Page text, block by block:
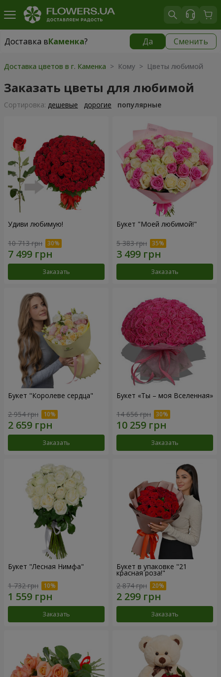
Доставка вКаменка? Да Сменить
Доставка вКаменка|
Доставка цветов в г. Каменка > Кому > Цветы любимой
Заказать цветы для любимой
Cортировка: дешевые дорогие популярные
Удиви любимую!
10 713 грн
Заказать
Букет "Моей любимой!"
5 383 грн
Заказать
Букет "Королеве сердца"
2 954 грн
Заказать
Букет «Ты – моя Вселенная»
14 656 грн
Заказать
Букет "Лесная Нимфа"
1 732 грн
Заказать
Букет в упаковке "21
красная роза!"
2 874 грн
Заказать